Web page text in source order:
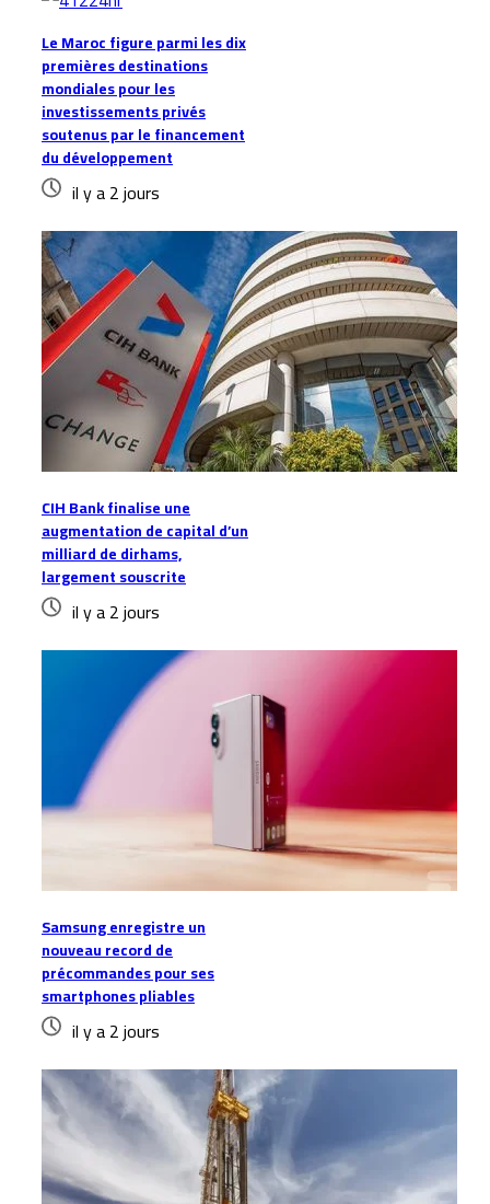
Le Maroc figure parmi les dix
premières destinations
mondiales pour les
investissements privés
soutenus par le financement
du développement
il y a 2 jours
CIH Bank finalise une
augmentation de capital d’un
milliard de dirhams,
largement souscrite
il y a 2 jours
Samsung enregistre un
nouveau record de
précommandes pour ses
smartphones pliables
il y a 2 jours